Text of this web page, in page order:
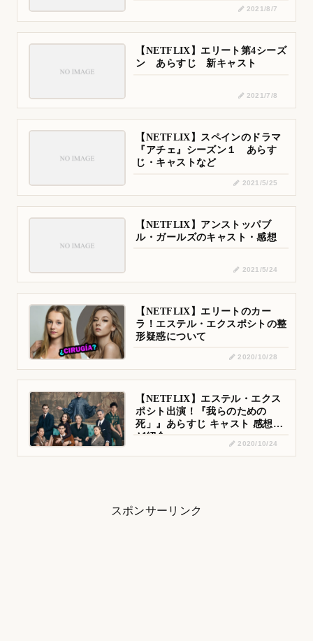
2021/8/7
【NETFLIX】エリート第4シーズ
ン あらすじ 新キャスト
2021/7/8
【NETFLIX】スペインのドラマ
『アチェ』シーズン１ あらす
じ・キャストなど
2021/5/25
【NETFLIX】アンストッパブ
ル・ガールズのキャスト・感想
2021/5/24
【NETFLIX】エリートのカー
ラ！エステル・エクスポシトの整
形疑惑について
2020/10/28
【NETFLIX】エステル・エクス
ポシト出演！『我らのための
死」』あらすじ キャスト 感想な
ど紹介
2020/10/24
スポンサーリンク